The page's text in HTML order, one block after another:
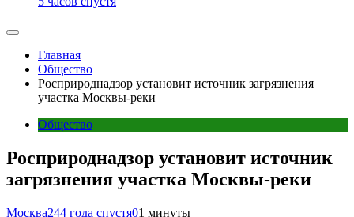
Главная
Общество
Росприроднадзор установит источник загрязнения
участка Москвы-реки
Общество
Росприроднадзор установит источник
загрязнения участка Москвы-реки
Москва244 года спустя01 минуты